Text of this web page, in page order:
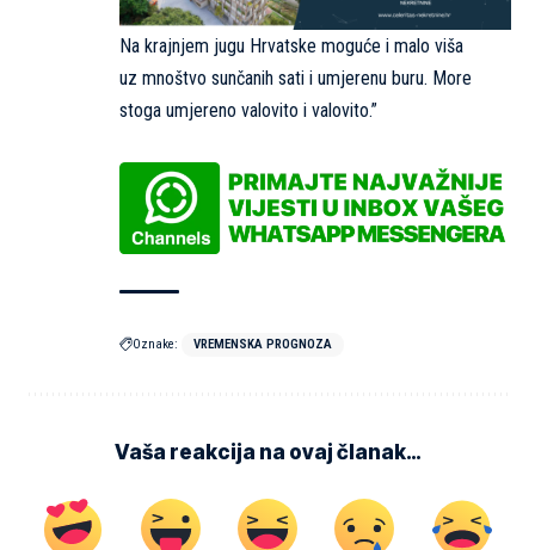
Na krajnjem jugu Hrvatske moguće i malo viša
uz mnoštvo sunčanih sati i umjerenu buru. More
stoga umjereno valovito i valovito.”
Oznake: VREMENSKA PROGNOZA
Vaša reakcija na ovaj članak…